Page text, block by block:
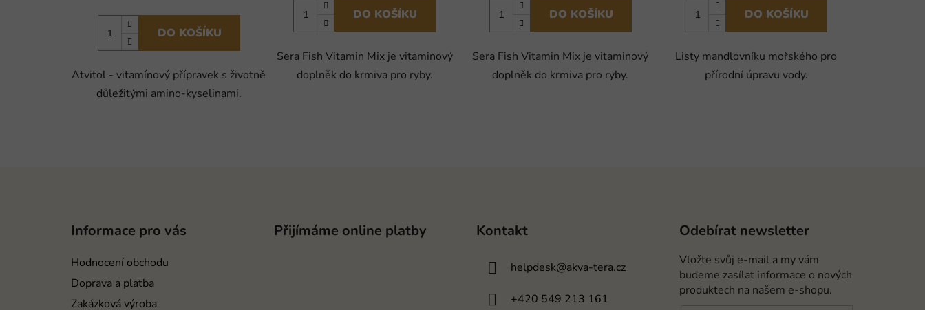
DO KOŠÍKU
Atvitol - vitamínový přípravek s životně
důležitými amino-kyselinami.
DO KOŠÍKU
Sera Fish Vitamin Mix je vitaminový
doplněk do krmiva pro ryby.
DO KOŠÍKU
Sera Fish Vitamin Mix je vitaminový
doplněk do krmiva pro ryby.
DO KOŠÍKU
Listy mandlovníku mořského pro
přírodní úpravu vody.
Informace pro vás
Hodnocení obchodu
Doprava a platba
Zakázková výroba
Přijímáme online platby Kontakt
helpdesk@akva-tera.cz
+420 549 213 161
Odebírat newsletter
Vložte svůj e-mail a my vám
budeme zasílat informace o nových
produktech na našem e-shopu.